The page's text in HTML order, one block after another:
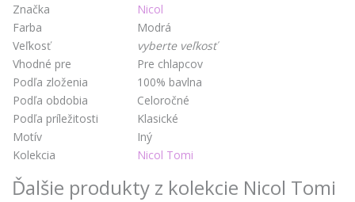
Značka
Nicol
Farba
Modrá
Veľkosť
vyberte veľkosť
Vhodné pre
Pre chlapcov
Podľa zloženia
100% bavlna
Podľa obdobia
Celoročné
Podľa príležitosti
Klasické
Motív
Iný
Kolekcia
Nicol Tomi
Ďalšie produkty z kolekcie Nicol Tomi